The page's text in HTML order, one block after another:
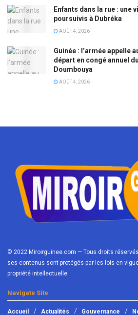
Enfants dans la rue : une
poursuivis à Dubréka
AOÛT 4, 2026
Guinée : l’armée appelle
départ en congé annuel
Doumbouya
AOÛT 4, 2026
© 2022 Miroirguinee.com — Tous droits
ses contenus sont protégés par les lois en
propriété intellectuelle.
Navigate Site
Accueil Actualités Gouvernance